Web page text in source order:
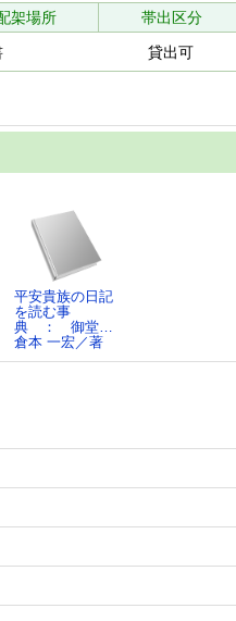
架場所 帯出区分
貸出可
平安貴族の日記
を読む事
典 ： 御堂…
倉本 一宏／著